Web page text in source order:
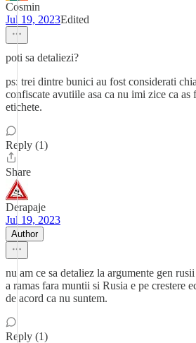
Cosmin
Jul 19, 2023Edited
poti sa detaliezi?
ps: trei dintre bunici au fost considerati
confiscate avutiile asa ca nu imi zice ca as
etichete.
Reply (1)
Share
Derapaje
Jul 19, 2023
Author
nu am ce sa detaliez la argumente gen
a ramas fara muntii si Rusia e pe crestere
de acord ca nu suntem.
Reply (1)